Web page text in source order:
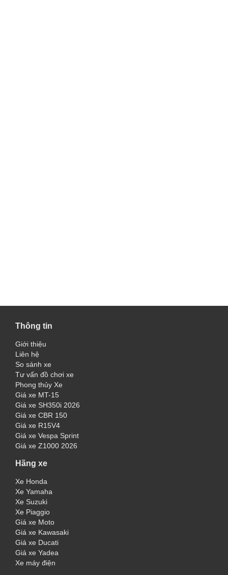
Thông tin
Giới thiệu
Liên hệ
So sánh xe
Tư vấn đồ chơi xe
Phong thủy Xe
Giá xe MT-15
Giá xe SH350i 2026
Giá xe CBR 150
Giá xe R15V4
Giá xe Vespa Sprint
Giá xe Z1000 2026
Hãng xe
Xe Honda
Xe Yamaha
Xe Suzuki
Xe Piaggio
Giá xe Moto
Giá xe Kawasaki
Giá xe Ducati
Giá xe Yadea
Xe máy điện